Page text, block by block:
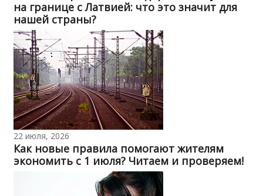
на границе с Латвией: что это значит для
нашей страны?
22 июля, 2026
Как новые правила помогают жителям
экономить с 1 июля? Читаем и проверяем!